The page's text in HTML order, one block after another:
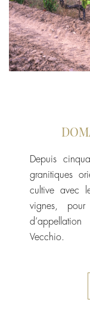
Depuis
granitiques
cultive avec
vignes, pour
Vecchio.